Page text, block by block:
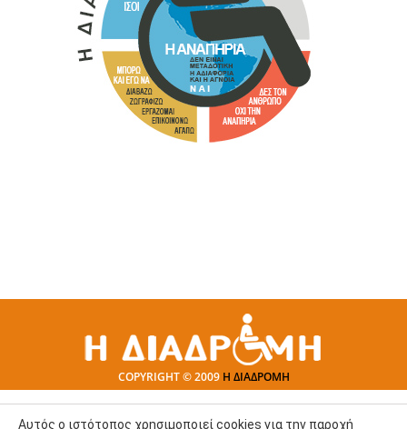
COPYRIGHT © 2009 Η ΔΙΑΔΡΟΜΗ
Αυτός ο ιστότοπος χρησιμοποιεί cookies για την παροχή